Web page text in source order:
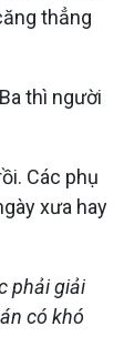
thẳng
thì người
Các phụ
xưa hay
phải giải
có khó